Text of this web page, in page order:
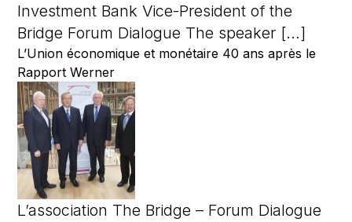
Investment Bank Vice-President of the
Bridge Forum Dialogue The speaker […]
L’Union économique et monétaire 40 ans après le
Rapport Werner
L’association The Bridge – Forum Dialogue